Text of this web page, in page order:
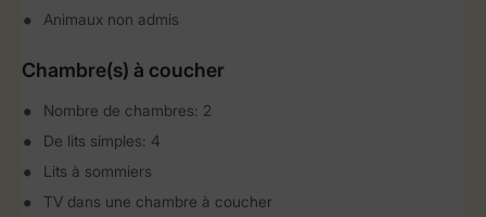
Animaux non admis
Chambre(s) à coucher
Nombre de chambres: 2
De lits simples: 4
Lits à sommiers
TV dans une chambre à coucher